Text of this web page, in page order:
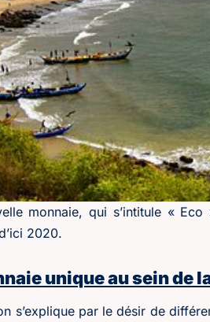
monnaie, qui s’intitule «
2020.
unique au sein de
s’explique par le désir de